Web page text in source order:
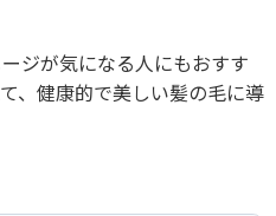
ジが気になる人にもおすす
、健康的で美しい髪の毛に導